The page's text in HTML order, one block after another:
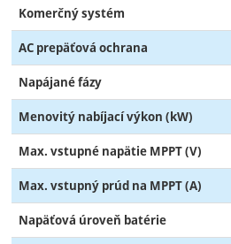
Komerčný systém
AC prepäťová ochrana
Napájané fázy
Menovitý nabíjací výkon (kW)
Max. vstupné napätie MPPT (V)
Max. vstupný prúd na MPPT (A)
Napäťová úroveň batérie